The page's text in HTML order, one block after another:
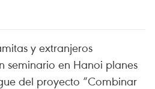
y extranjeros
seminario en Hanoi planes
del proyecto “Combinar